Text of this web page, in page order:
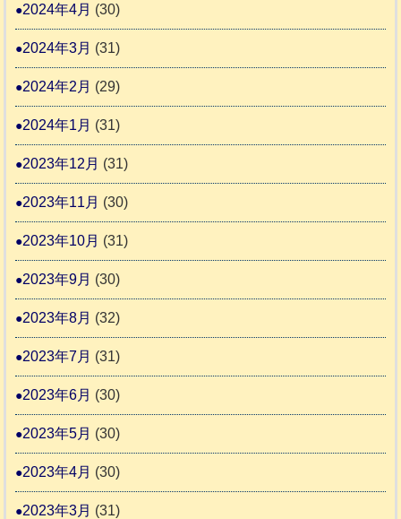
2024年4月 (30)
2024年3月 (31)
2024年2月 (29)
2024年1月 (31)
2023年12月 (31)
2023年11月 (30)
2023年10月 (31)
2023年9月 (30)
2023年8月 (32)
2023年7月 (31)
2023年6月 (30)
2023年5月 (30)
2023年4月 (30)
2023年3月 (31)